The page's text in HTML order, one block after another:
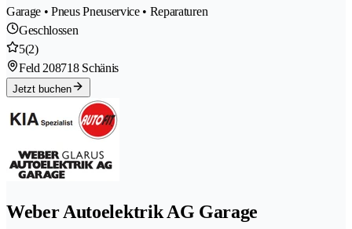
Garage • Pneus Pneuservice • Reparaturen
Geschlossen
5(2)
Feld 208718 Schänis
Jetzt buchen
Weber Autoelektrik AG Garage